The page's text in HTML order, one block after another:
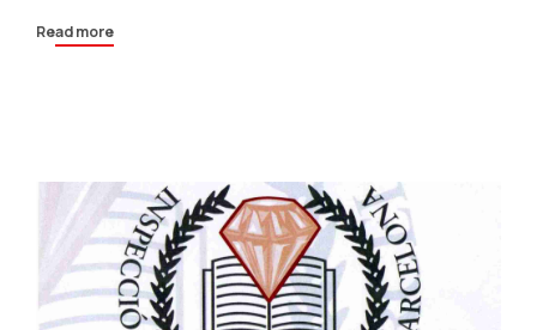
de actuación para el...
Read more